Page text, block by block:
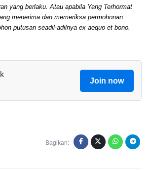
yang berlaku. Atau apabila Yang Terhormat
menerima dan memeriksa permohonan
putusan seadil-adilnya ex aequo et bono.
Join now
Bagikan: